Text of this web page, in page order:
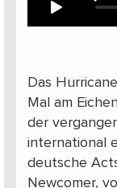
Das
Mal am
der
international
deutsche
Newcomer,